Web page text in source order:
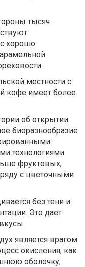
тысяч
хорошо
местности с
кофе имеет более
об открытии
биоразнообразие
технологиями
фруктовых,
с цветочными
без тени и
Это дает
является врагом
окисления, как
оболочку,